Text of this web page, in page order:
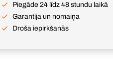
Piegāde 24 līdz 48 stundu laikā
Garantija un nomaiņa
Droša iepirkšanās